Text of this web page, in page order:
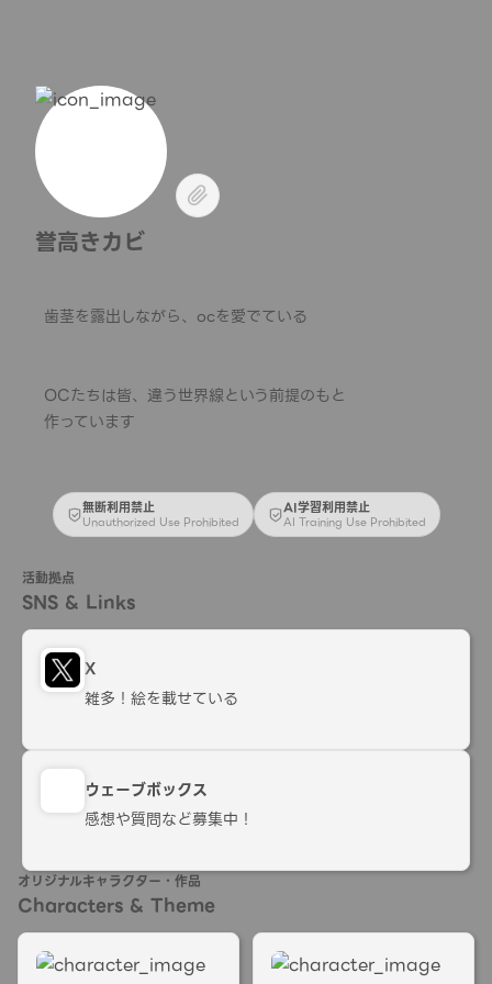
誉高きカビ
歯茎を露出しながら、ocを愛でている
OCたちは皆、違う世界線という前提のもと
作っています
無断利用禁止
Unauthorized Use Prohibited
AI学習利用禁止
AI Training Use Prohibited
活動拠点
SNS & Links
X
雑多！絵を載せている
ウェーブボックス
感想や質問など募集中！
オリジナルキャラクター・作品
Characters & Theme